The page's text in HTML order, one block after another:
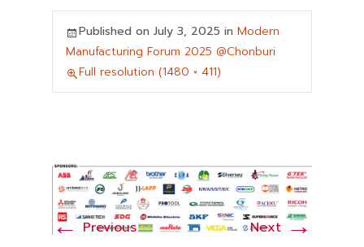
Published on July 3, 2025 in Modern
Manufacturing Forum 2025 @Chonburi
Full resolution (1480 × 411)
← Previous Next →